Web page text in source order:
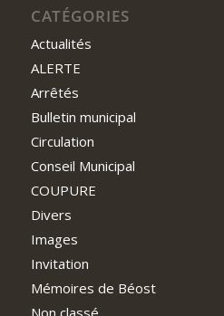
CATÉGORIES
Actualités
ALERTE
Arrêtés
Bulletin municipal
Circulation
Conseil Municipal
COUPURE
Divers
Images
Invitation
Mémoires de Béost